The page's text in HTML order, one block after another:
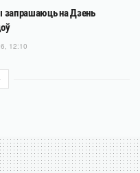
запрашаюць на Дзень
12:10